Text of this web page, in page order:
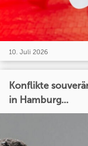
10. Juli 2026
Konflikte
in Hamburg...